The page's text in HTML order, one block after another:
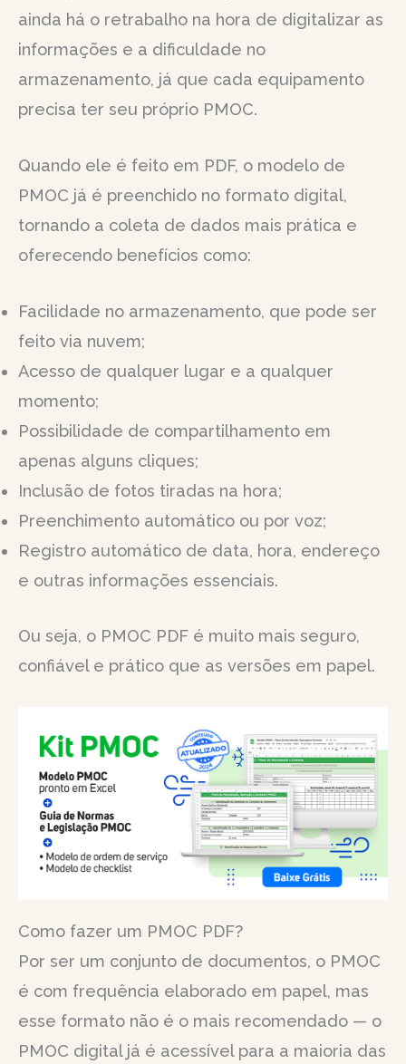
ainda há o retrabalho na hora de digitalizar as
informações e a dificuldade no
armazenamento, já que cada equipamento
precisa ter seu próprio PMOC.
Quando ele é feito em PDF, o modelo de
PMOC já é preenchido no formato digital,
tornando a coleta de dados mais prática e
oferecendo benefícios como:
Facilidade no armazenamento, que pode ser
feito via nuvem;
Acesso de qualquer lugar e a qualquer
momento;
Possibilidade de compartilhamento em
apenas alguns cliques;
Inclusão de fotos tiradas na hora;
Preenchimento automático ou por voz;
Registro automático de data, hora, endereço
e outras informações essenciais.
Ou seja, o PMOC PDF é muito mais seguro,
confiável e prático que as versões em papel.
Como fazer um PMOC PDF?
Por ser um conjunto de documentos, o PMOC
é com frequência elaborado em papel, mas
esse formato não é o mais recomendado — o
PMOC digital já é acessível para a maioria das